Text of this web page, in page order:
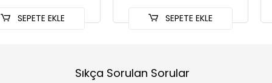
SEPETE EKLE SEPETE EKLE
Sıkça Sorulan Sorular